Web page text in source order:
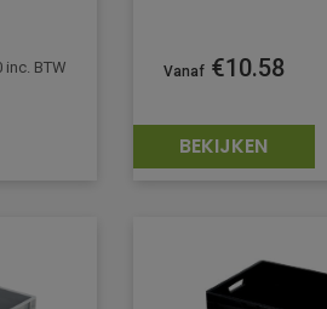
inc. BTW €10.58
BEKIJKEN